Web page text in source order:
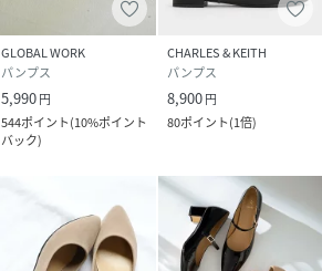
GLOBAL WORK
パンプス
5,990円
544ポイント(10%ポイント
バック)
CHARLES & KEITH
パンプス
8,900円
80ポイント(1倍)